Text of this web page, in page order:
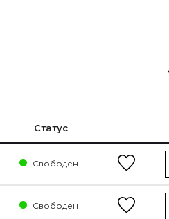
Статус
Свободен
Свободен